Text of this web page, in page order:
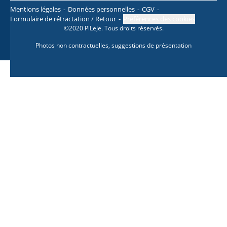
Mentions légales Données personnelles
CGV
Formulaire de rétractation / Retour
©2020 PiLeJe. Tous droits réservés.
Photos non contractuelles, suggestions de présentation